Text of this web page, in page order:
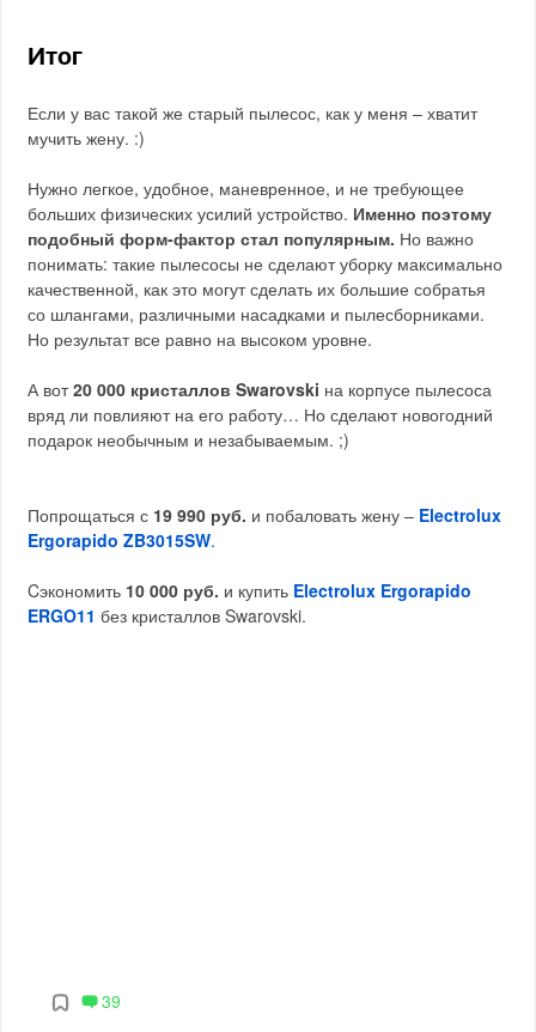
Итог
Если у вас такой же старый пылесос, как у меня – хватит
мучить жену. :)
Нужно легкое, удобное, маневренное, и не требующее
больших физических усилий устройство. Именно поэтому
подобный форм-фактор стал популярным. Но важно
понимать: такие пылесосы не сделают уборку максимально
качественной, как это могут сделать их большие собратья
со шлангами, различными насадками и пылесборниками.
Но результат все равно на высоком уровне.
А вот20 000 кристаллов Swarovski на корпусе пылесоса
вряд ли повлияют на его работу… Но сделают новогодний
подарок необычным и незабываемым. ;)
Попрощаться с 19 990 руб. и побаловать жену – Electrolux
Ergorapido ZB3015SW.
Cэкономить 10 000 руб. и купить Electrolux Ergorapido
ERGO11 без кристаллов Swarovski.
39